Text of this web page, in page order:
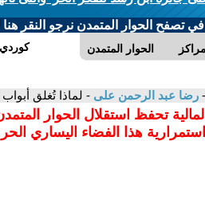
تصفح الحوار المتمدن نرجو النقر هنا
الحوار المتمدن مراكز كوردي
- رضا عبد الرحمن على - لماذا تُغلق
تحفظ استقلال الحوار
استمرارية هذا الفضاء اليساري الحر